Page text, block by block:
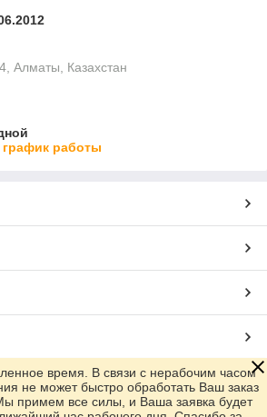
Алматы, Казахстан
график работы
время. В связи с нерабочим часом
не может быстро обработать Ваш заказ
примем все силы, и Ваша заявка будет